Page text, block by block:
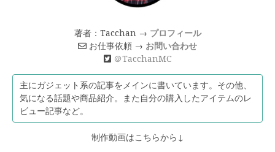
著者：Tacchan → プロフィール
お仕事依頼 → お問い合わせ
＠TacchanMC
主にガジェット系の記事をメインに書いています。その他、
気になる話題や商品紹介。また自分の購入したアイテムのレ
ビュー記事など。
制作動画はこちらから↓